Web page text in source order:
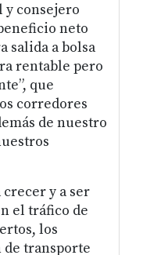
y consejero
neto
salida a bolsa
rentable pero
que
corredores
de nuestro
y a ser
el tráfico de
los
transporte